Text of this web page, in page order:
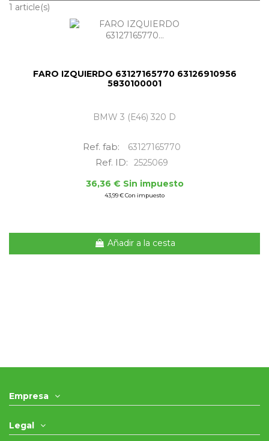
1 article(s)
FARO IZQUIERDO 63127165770 63126910956
5830100001
BMW 3 (E46) 320 D
Ref. fab: 63127165770
Ref. ID:
2525069
36,36 € Sin impuesto
43,99 € Con impuesto
Añadir a la cesta
Empresa
Legal